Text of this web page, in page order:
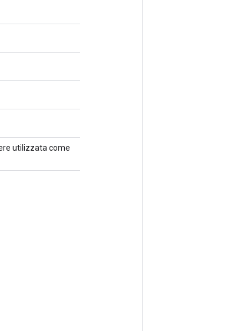
utilizzata come